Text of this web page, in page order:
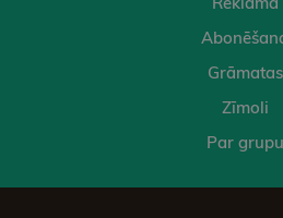
Grāmatas
Zīmoli
Par grupu